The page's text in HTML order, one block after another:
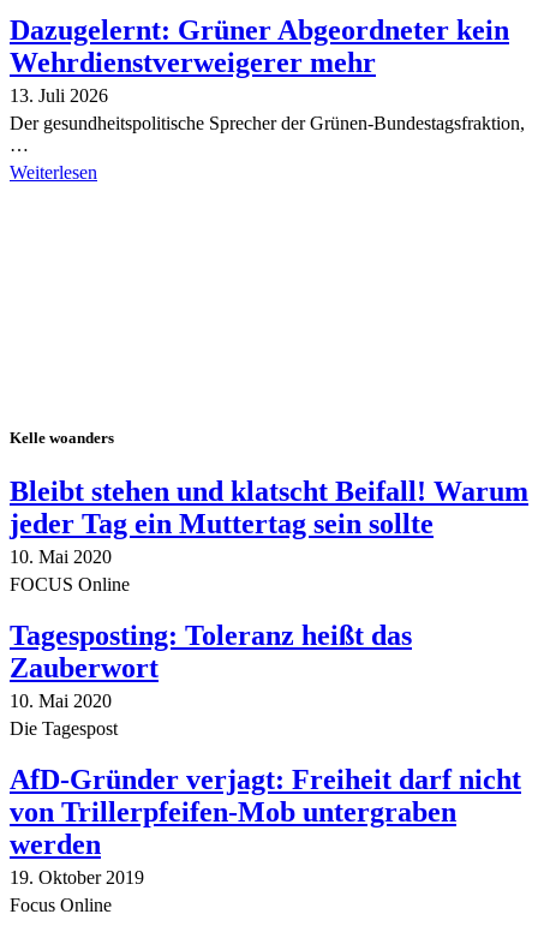
Dazugelernt: Grüner Abgeordneter kein
Wehrdienstverweigerer mehr
13. Juli 2026
Der gesundheitspolitische Sprecher der Grünen-Bundestagsfraktion,
…
Weiterlesen
Kelle woanders
Bleibt stehen und klatscht Beifall! Warum
jeder Tag ein Muttertag sein sollte
10. Mai 2020
FOCUS Online
Tagesposting: Toleranz heißt das
Zauberwort
10. Mai 2020
Die Tagespost
AfD-Gründer verjagt: Freiheit darf nicht
von Trillerpfeifen-Mob untergraben
werden
19. Oktober 2019
Focus Online